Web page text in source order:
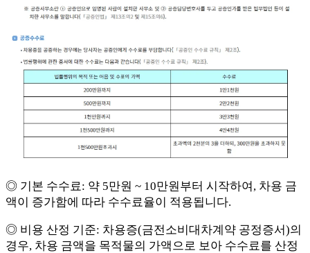
◎ 기본 수수료: 약 5만원 ~ 10만원부터 시작하여, 차용 금
액이 증가함에 따라 수수료율이 적용됩니다.
◎ 비용 산정 기준: 차용증(금전소비대차계약 공정증서)의
경우, 차용 금액을 목적물의 가액으로 보아 수수료를 산정